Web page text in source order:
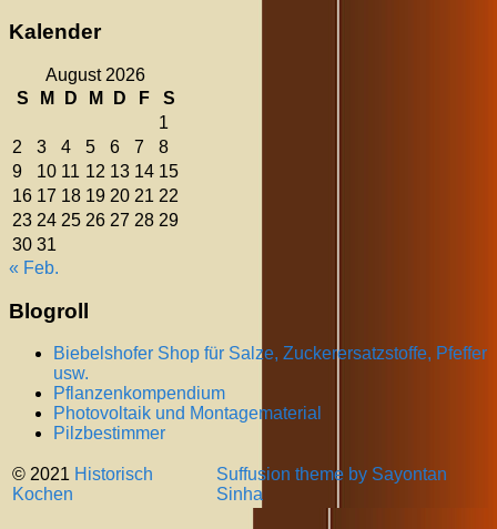
Kalender
August 2026
S
M D M D F
S
1
2
3 4 5 6 7
8
9
10 11 12 13 14 15
16 17 18 19 20 21 22
23 24 25 26 27 28 29
30 31
« Feb.
Blogroll
Biebelshofer Shop für Salze, Zuckerersatzstoffe, Pfeffer
usw.
Pflanzenkompendium
Photovoltaik und Montagematerial
Pilzbestimmer
© 2021 Historisch
Kochen
Suffusion theme by Sayontan
Sinha